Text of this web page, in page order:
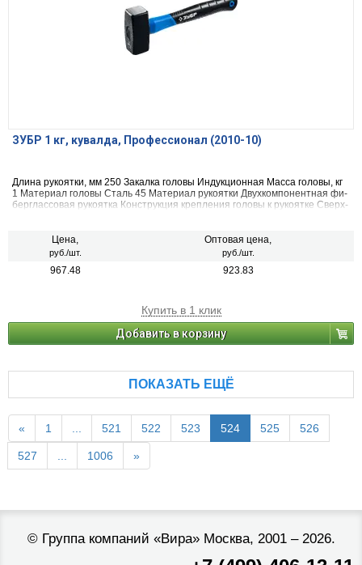
ЗУБР 1 кг, кувалда, Профессионал (2010-10)
Длина рукоятки, мм 250 Закалка головы Ин­дук­ци­он­ная Масса головы, кг
1 Материал головы Сталь 45 Материал рукоятки Двух­ком­по­нент­ная фи­
берг­лас­со­вая ру­ко­ят­ка Конструкция крепления головы к рукоятке Сверх­
Цена,
руб./шт.
Оптовая цена,
руб./шт.
967.48 923.83
Купить в 1 клик
Добавить в корзину
ПОКАЗАТЬ ЕЩЁ
« 1 ... 521 522 523 524 525 526
527 ... 1006 »
© Группа компаний «Вира»Москва, 2001 – 2026.